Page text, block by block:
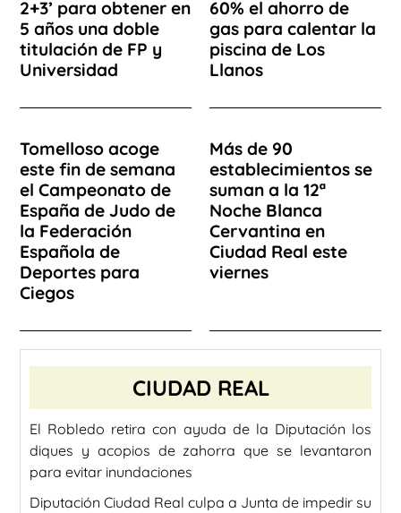
2+3’ para obtener en
5 años una doble
titulación de FP y
Universidad
60% el ahorro de
gas para calentar la
piscina de Los
Llanos
Tomelloso acoge
este fin de semana
el Campeonato de
España de Judo de
la Federación
Española de
Deportes para
Ciegos
Más de 90
establecimientos se
suman a la 12ª
Noche Blanca
Cervantina en
Ciudad Real este
viernes
CIUDAD REAL
El Robledo retira con ayuda de la Diputación los
diques y acopios de zahorra que se levantaron
para evitar inundaciones
Diputación Ciudad Real culpa a Junta de impedir su